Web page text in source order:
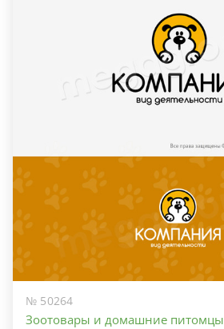
№ 50264
Зоотовары и домашние питомцы